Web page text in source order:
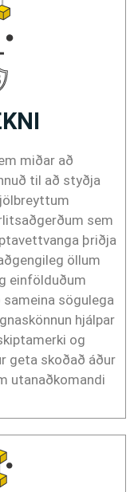
miðar að
til að styðja
sem
þriðja
öllum
einfölduðum
sögulega
hjálpar
og
geta skoðað áður
utanaðkomandi